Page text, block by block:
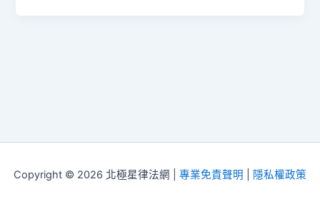
Copyright © 2026 北極星律法網 | 專業免責聲明 隱私權政策